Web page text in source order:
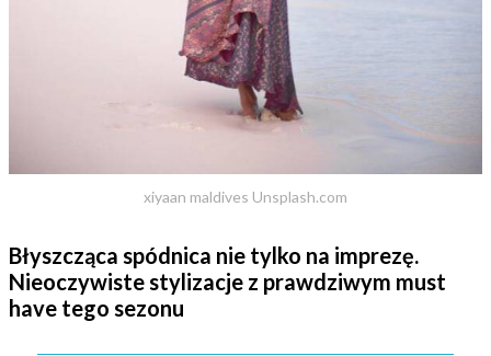
xiyaan maldives Unsplash.com
Błyszcząca spódnica nie tylko na imprezę.
Nieoczywiste stylizacje z prawdziwym must
have tego sezonu